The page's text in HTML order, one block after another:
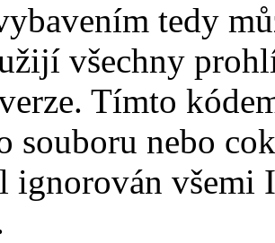
tedy
všechny
Tímto
souboru nebo
ignorován všemi